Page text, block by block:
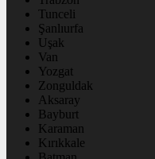
Tunceli
Şanlıurfa
Uşak
Van
Yozgat
Zonguldak
Aksaray
Bayburt
Karaman
Kırıkkale